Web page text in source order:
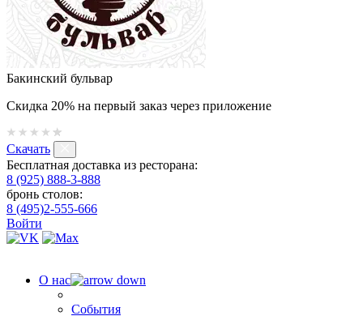
Бакинский бульвар
Скидка 20% на первый заказ через приложение
Скачать
Бесплатная доставка из ресторана:
8 (925) 888-3-888
бронь столов:
8 (495)2-555-666
Войти
О нас
События